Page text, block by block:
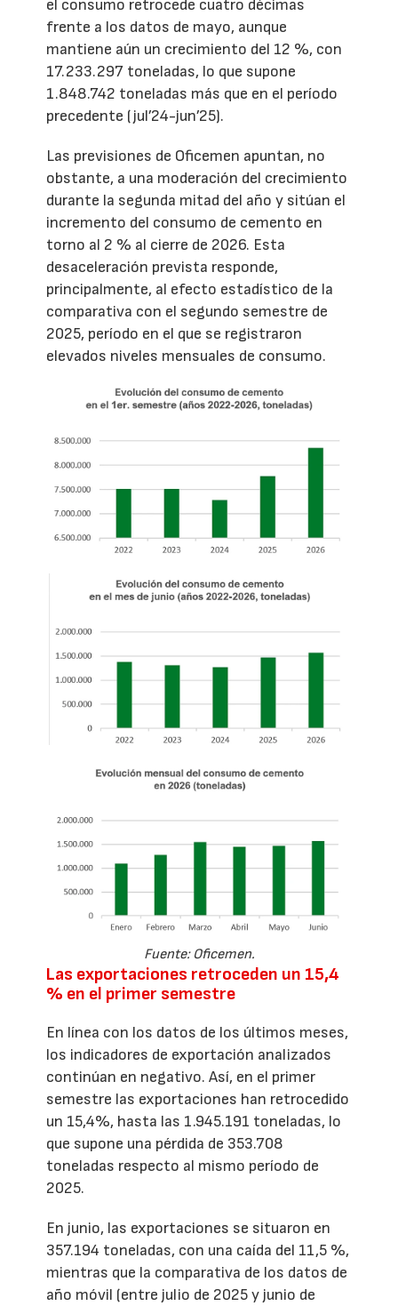
el consumo retrocede cuatro décimas
frente a los datos de mayo, aunque
mantiene aún un crecimiento del 12 %, con
17.233.297 toneladas, lo que supone
1.848.742 toneladas más que en el período
precedente (jul’24-jun’25).
Las previsiones de Oficemen apuntan, no
obstante, a una moderación del crecimiento
durante la segunda mitad del año y sitúan el
incremento del consumo de cemento en
torno al 2 % al cierre de 2026. Esta
desaceleración prevista responde,
principalmente, al efecto estadístico de la
comparativa con el segundo semestre de
2025, período en el que se registraron
elevados niveles mensuales de consumo.
Fuente: Oficemen.
Las exportaciones retroceden un 15,4
% en el primer semestre
En línea con los datos de los últimos meses,
los indicadores de exportación analizados
continúan en negativo. Así, en el primer
semestre las exportaciones han retrocedido
un 15,4%, hasta las 1.945.191 toneladas, lo
que supone una pérdida de 353.708
toneladas respecto al mismo período de
2025.
En junio, las exportaciones se situaron en
357.194 toneladas, con una caída del 11,5 %,
mientras que la comparativa de los datos de
año móvil (entre julio de 2025 y junio de